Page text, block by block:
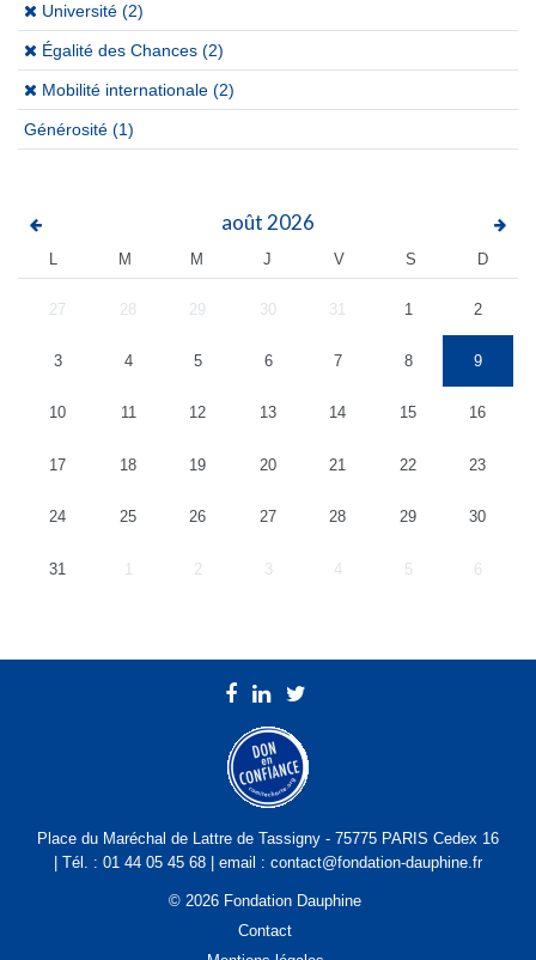
(x)
Université (2)
(x)
Égalité des Chances (2)
(x)
Mobilité internationale (2)
Générosité (1)
août 2026
L M M J V S D
27 28 29 30 31 1 2
3 4 5 6 7 8 9
10 11 12 13 14 15 16
17 18 19 20 21 22 23
24 25 26 27 28 29 30
31 1 2 3 4 5 6
Place du Maréchal de Lattre de Tassigny - 75775 PARIS Cedex 16
| Tél. : 01 44 05 45 68 | email : contact@fondation-dauphine.fr
© 2026 Fondation Dauphine
Contact